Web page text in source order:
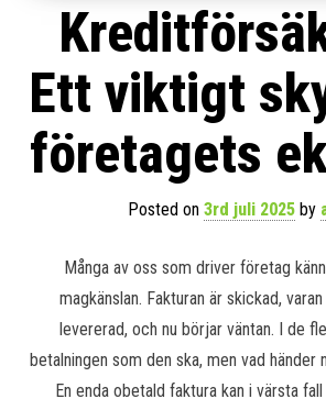
Ett viktigt
företagets
Posted on 3rd juli 2025 by
Många av oss som driver företag
magkänslan. Fakturan är skickad,
levererad, och nu börjar väntan. I de
betalningen som den ska, men vad händer
En enda obetald faktura kan i värsta